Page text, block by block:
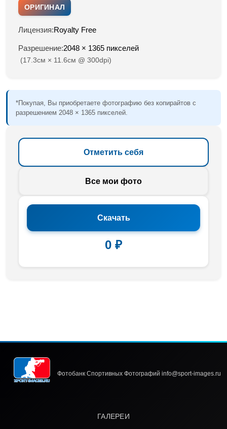
ОРИГИНАЛ
Лицензия:Royalty Free
Разрешение:2048 × 1365 пикселей
(17.3см × 11.6см @ 300dpi)
*Покупая, Вы приобретаете фотографию без копирайтов с
разрешением 2048 × 1365 пикселей.
Отметить себя
Все мои фото
Скачать
0 ₽
Фотобанк Спортивных Фотографий info@sport-images.ru
ГАЛЕРЕИ